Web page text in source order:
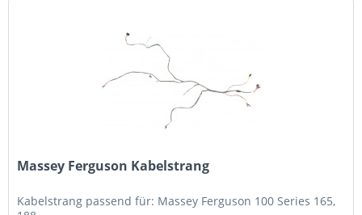
Massey Ferguson Kabelstrang
Kabelstrang passend für: Massey Ferguson 100 Series 165,